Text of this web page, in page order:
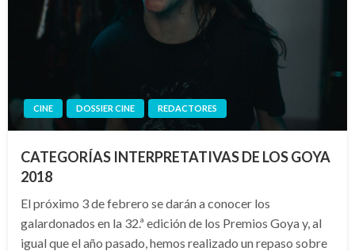
CINE DOSSIER CINE REDACTORES
CATEGORÍAS INTERPRETATIVAS DE LOS GOYA
2018
El próximo 3 de febrero se darán a conocer los
galardonados en la 32.ª edición de los Premios Goya y, al
igual que el año pasado, hemos realizado un repaso sobre